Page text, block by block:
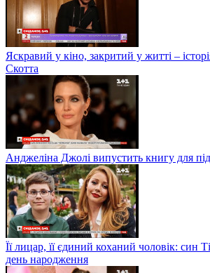
Яскравий у кіно, закритий у житті –
Скотта
Анджеліна Джолі випустить книгу для
Її лицар, її єдиний коханий чоловік: син
день народження